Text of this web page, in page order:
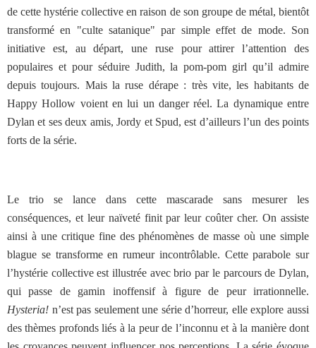
de cette hystérie collective en raison de son groupe de métal, bientôt
transformé en "culte satanique" par simple effet de mode. Son
initiative est, au départ, une ruse pour attirer l’attention des
populaires et pour séduire Judith, la pom-pom girl qu’il admire
depuis toujours. Mais la ruse dérape : très vite, les habitants de
Happy Hollow voient en lui un danger réel. La dynamique entre
Dylan et ses deux amis, Jordy et Spud, est d’ailleurs l’un des points
forts de la série.
Le trio se lance dans cette mascarade sans mesurer les
conséquences, et leur naïveté finit par leur coûter cher. On assiste
ainsi à une critique fine des phénomènes de masse où une simple
blague se transforme en rumeur incontrôlable. Cette parabole sur
l’hystérie collective est illustrée avec brio par le parcours de Dylan,
qui passe de gamin inoffensif à figure de peur irrationnelle.
Hysteria! n’est pas seulement une série d’horreur, elle explore aussi
des thèmes profonds liés à la peur de l’inconnu et à la manière dont